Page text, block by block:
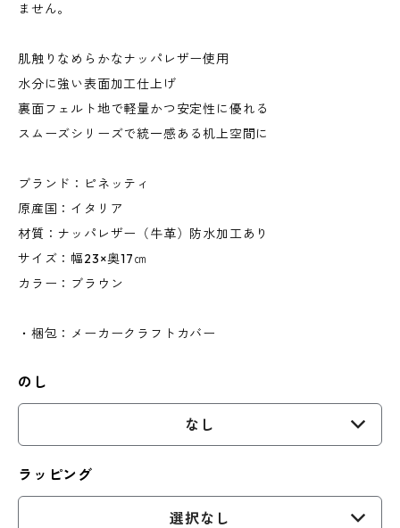
ません。
肌触りなめらかなナッパレザー使用
水分に強い表面加工仕上げ
裏面フェルト地で軽量かつ安定性に優れる
スムーズシリーズで統一感ある机上空間に
ブランド：ピネッティ
原産国：イタリア
材質：ナッパレザー（牛革）防水加工あり
サイズ：幅23×奥17㎝
カラー：ブラウン
・梱包：メーカークラフトカバー
のし
なし
ラッピング
選択なし